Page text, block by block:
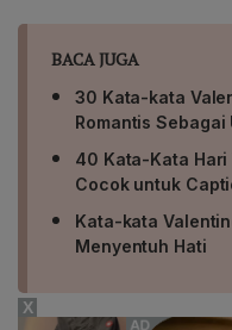
BACA JUGA
30 Kata-kata
Romantis
40 Kata-Kata Hari
Cocok untuk
Kata-kata
Menyentuh Hati
X